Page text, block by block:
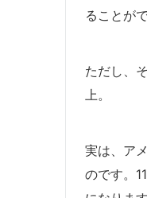
ることが
ただし、
上。
実は、ア
のです。